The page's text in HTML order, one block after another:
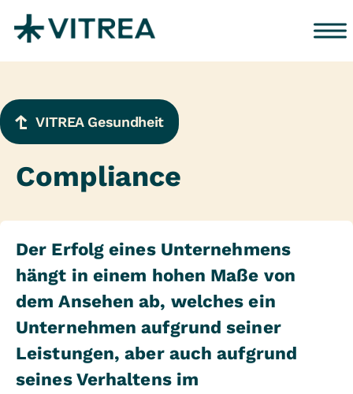
VITREA Gesundheit
Compliance
Der Erfolg eines Unternehmens
hängt in einem hohen Maße von
dem Ansehen ab, welches ein
Unternehmen aufgrund seiner
Leistungen, aber auch aufgrund
seines Verhaltens im